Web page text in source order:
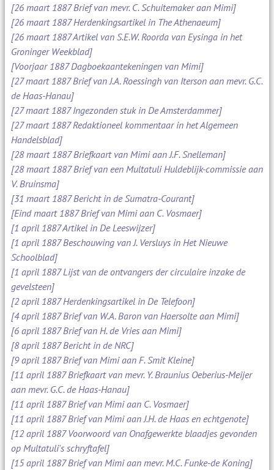
[26 maart 1887 Brief van mevr. C. Schuitemaker aan Mimi]
[26 maart 1887 Herdenkingsartikel in The Athenaeum]
[26 maart 1887 Artikel van S.E.W. Roorda van Eysinga in het
Groninger Weekblad]
[Voorjaar 1887 Dagboekaantekeningen van Mimi]
[27 maart 1887 Brief van J.A. Roessingh van Iterson aan mevr. G.C.
de Haas-Hanau]
[27 maart 1887 Ingezonden stuk in De Amsterdammer]
[27 maart 1887 Redaktioneel kommentaar in het Algemeen
Handelsblad]
[28 maart 1887 Briefkaart van Mimi aan J.F. Snelleman]
[28 maart 1887 Brief van een Multatuli Huldeblijk-commissie aan
V. Bruinsma]
[31 maart 1887 Bericht in de Sumatra-Courant]
[Eind maart 1887 Brief van Mimi aan C. Vosmaer]
[1 april 1887 Artikel in De Leeswijzer]
[1 april 1887 Beschouwing van J. Versluys in Het Nieuwe
Schoolblad]
[1 april 1887 Lijst van de ontvangers der circulaire inzake de
gevelsteen]
[2 april 1887 Herdenkingsartikel in De Telefoon]
[4 april 1887 Brief van W.A. Baron van Haersolte aan Mimi]
[6 april 1887 Brief van H. de Vries aan Mimi]
[8 april 1887 Bericht in de NRC]
[9 april 1887 Brief van Mimi aan F. Smit Kleine]
[11 april 1887 Briefkaart van mevr. Y. Braunius Oeberius-Meijer
aan mevr. G.C. de Haas-Hanau]
[11 april 1887 Brief van Mimi aan C. Vosmaer]
[11 april 1887 Brief van Mimi aan J.H. de Haas en echtgenote]
[12 april 1887 Voorwoord van Onafgewerkte blaadjes gevonden
op Multatuli's schryftafel]
[15 april 1887 Brief van Mimi aan mevr. M.C. Funke-de Koning]